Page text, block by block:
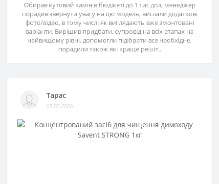
Обирав кутовий камін в бюджеті до 1 тис дол, менеджер
порадив звернути увагу на цю модель, вислали додаткові
фото/відео, в тому числі як виглядають вже змонтовані
варіанти. Вирішив придбати, супровід на всіх етапах на
найвищому рівні, допомогли підібрати все необхідне,
порадили також які краще решіт..
Тарас
03.03.2026